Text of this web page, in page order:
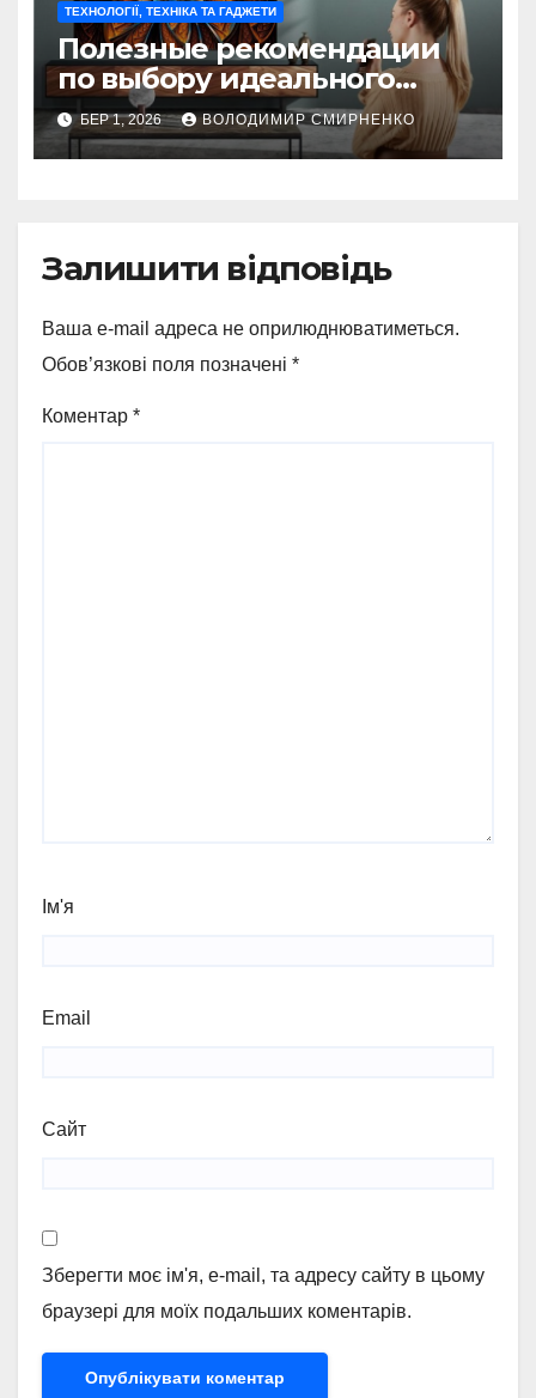
ТЕХНОЛОГІЇ, ТЕХНІКА ТА ГАДЖЕТИ
Полезные рекомендации
по выбору идеального
телевизора на любой
бюджет
БЕР 1, 2026 ВОЛОДИМИР СМИРНЕНКО
Залишити відповідь
Ваша e-mail адреса не оприлюднюватиметься.
Обов’язкові поля позначені *
Коментар *
Ім'я
Email
Сайт
Зберегти моє ім'я, e-mail, та адресу сайту в цьому
браузері для моїх подальших коментарів.